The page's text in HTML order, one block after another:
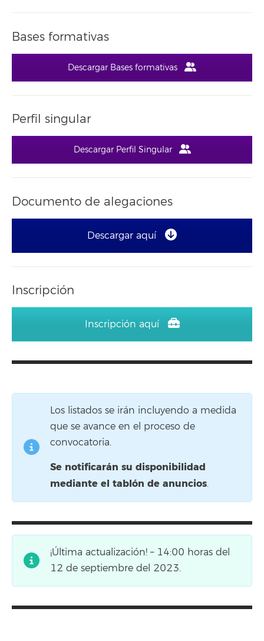
Bases formativas
Descargar Bases formativas
Perfil singular
Descargar Perfil Singular
Documento de alegaciones
Descargar aquí
Inscripción
Inscripción aquí
Los listados se irán incluyendo a medida
que se avance en el proceso de
convocatoria.
Se notificarán su disponibilidad
mediante el tablón de anuncios.
¡Última actualización! – 14:00 horas del
12 de septiembre del 2023.